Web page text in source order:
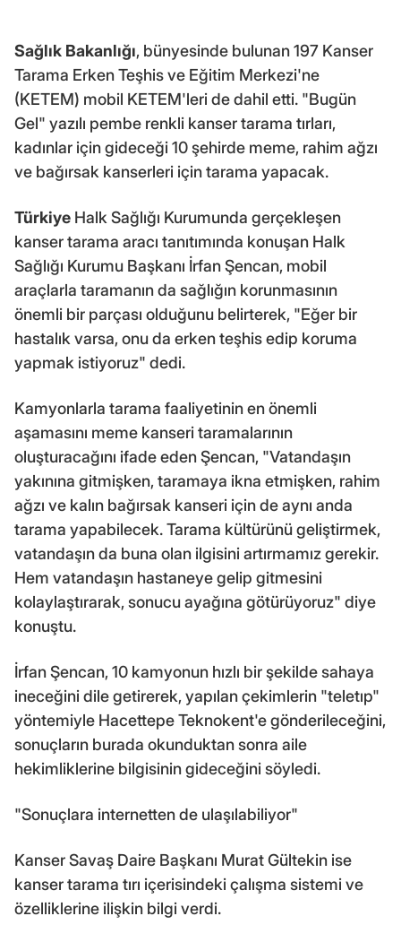
Sağlık Bakanlığı, bünyesinde bulunan 197 Kanser
Tarama Erken Teşhis ve Eğitim Merkezi'ne
(KETEM) mobil KETEM'leri de dahil etti. "Bugün
Gel" yazılı pembe renkli kanser tarama tırları,
kadınlar için gideceği 10 şehirde meme, rahim ağzı
ve bağırsak kanserleri için tarama yapacak.
Türkiye Halk Sağlığı Kurumunda gerçekleşen
kanser tarama aracı tanıtımında konuşan Halk
Sağlığı Kurumu Başkanı İrfan Şencan, mobil
araçlarla taramanın da sağlığın korunmasının
önemli bir parçası olduğunu belirterek, "Eğer bir
hastalık varsa, onu da erken teşhis edip koruma
yapmak istiyoruz" dedi.
Kamyonlarla tarama faaliyetinin en önemli
aşamasını meme kanseri taramalarının
oluşturacağını ifade eden Şencan, "Vatandaşın
yakınına gitmişken, taramaya ikna etmişken, rahim
ağzı ve kalın bağırsak kanseri için de aynı anda
tarama yapabilecek. Tarama kültürünü geliştirmek,
vatandaşın da buna olan ilgisini artırmamız gerekir.
Hem vatandaşın hastaneye gelip gitmesini
kolaylaştırarak, sonucu ayağına götürüyoruz" diye
konuştu.
İrfan Şencan, 10 kamyonun hızlı bir şekilde sahaya
ineceğini dile getirerek, yapılan çekimlerin "teletıp"
yöntemiyle Hacettepe Teknokent'e gönderileceğini,
sonuçların burada okunduktan sonra aile
hekimliklerine bilgisinin gideceğini söyledi.
"Sonuçlara internetten de ulaşılabiliyor"
Kanser Savaş Daire Başkanı Murat Gültekin ise
kanser tarama tırı içerisindeki çalışma sistemi ve
özelliklerine ilişkin bilgi verdi.